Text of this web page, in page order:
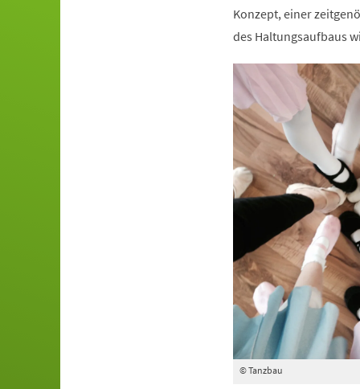
Konzept, einer
des Haltungsaufbaus
© Tanzbau